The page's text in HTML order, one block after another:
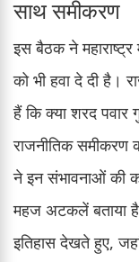
साथ समीकरण
इस बैठक ने
को भी हवा दे दी है।
हैं कि क्या शरद पवार
राजनीतिक समीकरण
ने इन संभावनाओं की
महज अटकलें बताया
इतिहास देखते हुए,